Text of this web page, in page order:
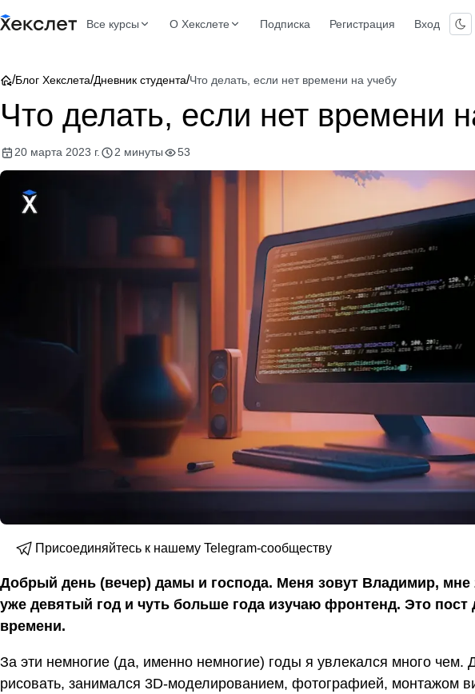
Все курсы О Хекслете Подписка Регистрация Вход
/Блог Хекслета/Дневник студента/Что делать, если нет времени на учебу
Что делать, если нет времени
20 марта 2023 г. 2 минуты 53
Присоединяйтесь к нашему Telegram-сообществу
Добрый день (вечер) дамы и господа. Меня зовут Владимир, мне
уже девятый год и чуть больше года изучаю фронтенд. Это пост
времени.
За эти немногие (да, именно немногие) годы я увлекался много чем.
рисовать, занимался 3D-моделированием, фотографией, монтажом